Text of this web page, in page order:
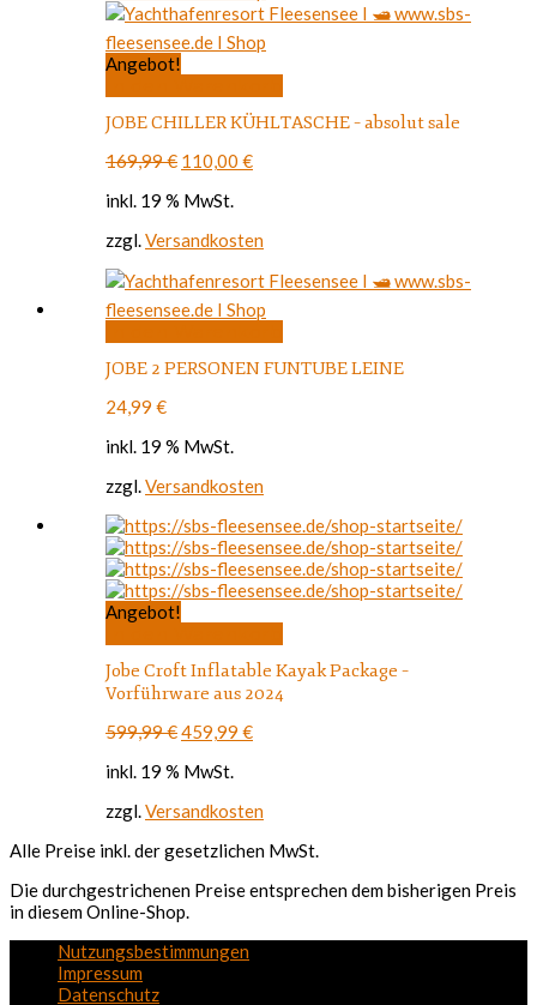
Angebot!
JOBE CHILLER KÜHLTASCHE – absolut sale
169,99€ Ursprünglicher
war:
110,00 €Aktueller
inkl. 19 % MwSt.
zzgl.Versandkosten
JOBE 2 PERSONEN FUNTUBE LEINE
24,99 €
inkl. 19 % MwSt.
zzgl.Versandkosten
Angebot!
Jobe Croft Inflatable Kayak Package –
Vorführware aus 2024
599,99€Ursprünglicher
war:
459,99 €Aktueller
inkl. 19 % MwSt.
zzgl. Versandkosten
Alle Preise inkl. der gesetzlichen MwSt.
Die durchgestrichenen Preise entsprechen dem bisherigen Preis
in diesem Online-Shop.
Nutzungsbestimmungen
Impressum
Datenschutz